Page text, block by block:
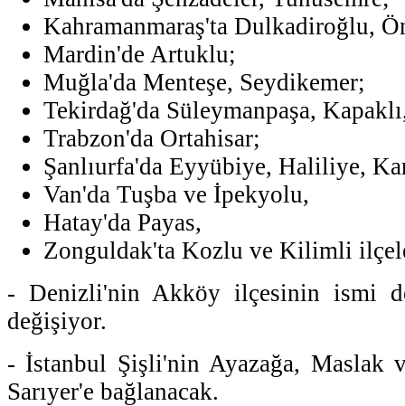
Kahramanmaraş'ta Dulkadiroğlu,
Mardin'de Artuklu;
Muğla'da Menteşe, Seydikemer;
Tekirdağ'da Süleymanpaşa,
Trabzon'da Ortahisar;
Şanlıurfa'da Eyyübiye, Haliliye,
Van'da Tuşba ve İpekyolu,
Hatay'da Payas,
Zonguldak'ta Kozlu ve Kilimli
- Denizli'nin Akköy ilçesinin ismi
değişiyor.
- İstanbul Şişli'nin Ayazağa, Maslak
Sarıyer'e bağlanacak.